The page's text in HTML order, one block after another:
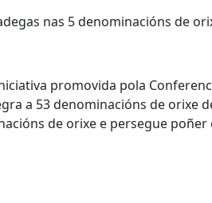
nas 5 denominacións de
iniciativa promovida pola
a 53 denominacións de orixe
de orixe e persegue